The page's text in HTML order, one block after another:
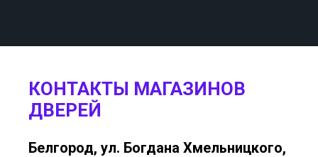
КОНТАКТЫ МАГАЗИНОВ
ДВЕРЕЙ
Белгород, ул. Богдана Хмельницкого,